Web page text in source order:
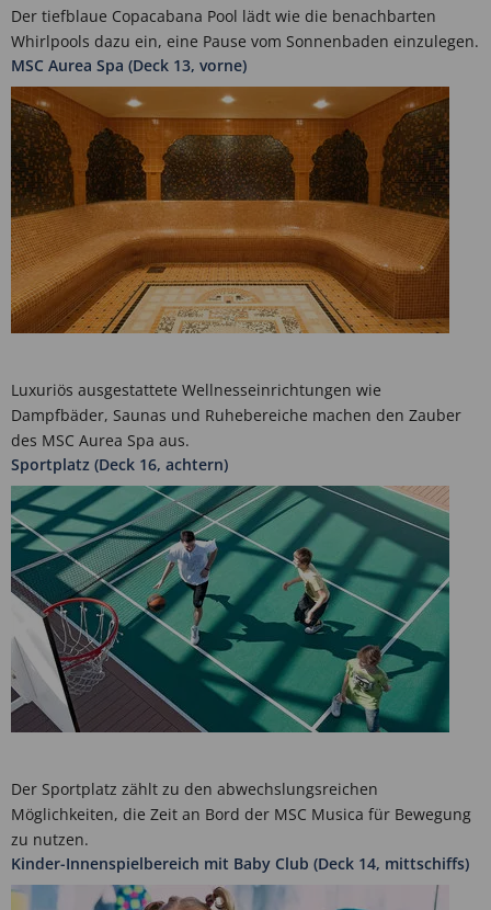
Der tiefblaue Copacabana Pool lädt wie die benachbarten
Whirlpools dazu ein, eine Pause vom Sonnenbaden einzulegen.
MSC Aurea Spa (Deck 13, vorne)
Luxuriös ausgestattete Wellnesseinrichtungen wie
Dampfbäder, Saunas und Ruhebereiche machen den Zauber
des MSC Aurea Spa aus.
Sportplatz (Deck 16, achtern)
Der Sportplatz zählt zu den abwechslungsreichen
Möglichkeiten, die Zeit an Bord der MSC Musica für Bewegung
zu nutzen.
Kinder-Innenspielbereich mit Baby Club (Deck 14, mittschiffs)